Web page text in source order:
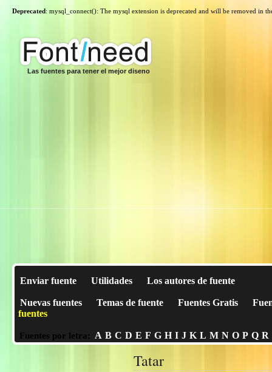
Deprecated: mysql_connect(): The mysql extension is deprecated and will be removed in
Las fuentes para tener el mejor diseno
Enviar fuente Utilidades Los autores de fuente
Nuevas fuentes Temas de fuente Fuentes Gratis
fuentes
Fuentes por letra: A B C D E F G H I J K L M N O P Q R
Tatar